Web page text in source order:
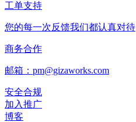
工单支持
您的每一次反馈我们都认真对待
商务合作
邮箱：pm@gizaworks.com
安全合规
加入推广
博客